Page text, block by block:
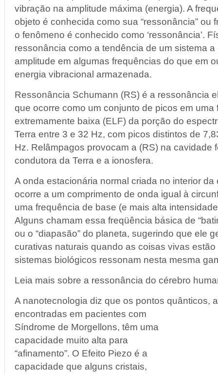
vibração na amplitude máxima (energia). A
objeto é conhecida como sua “ressonância” ou
o fenômeno é conhecido como ‘ressonância’.
ressonância como a tendência de um sistema
amplitude em algumas frequências do que em
energia vibracional armazenada.
Ressonância Schumann (RS) é a ressonância
que ocorre como um conjunto de picos em uma
extremamente baixa (ELF) da porção do
Terra entre 3 e 32 Hz, com picos distintos de
Hz. Relâmpagos provocam a (RS) na cavidade
condutora da Terra e a ionosfera.
A onda estacionária normal criada no interior
ocorre a um comprimento de onda igual à
uma frequência de base (e mais alta
Alguns chamam essa freqüência básica de
ou o “diapasão” do planeta, sugerindo que ele
curativas naturais quando as coisas vivas
sistemas biológicos ressonam nesta mesma
Leia mais sobre a ressonância do cérebro
A nanotecnologia diz que os pontos quânticos,
encontradas em pacientes com
Síndrome de Morgellons, têm uma
capacidade muito alta para
“afinamento”. O Efeito Piezo é a
capacidade que alguns cristais,